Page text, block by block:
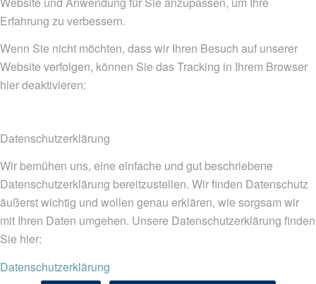
Erfahrung zu verbessern.
Wenn Sie nicht möchten, dass wir Ihren Besuch auf unserer
Website verfolgen, können Sie das Tracking in Ihrem Browser
hier deaktivieren:
Datenschutzerklärung
Wir bemühen uns, eine einfache und gut beschriebene
Datenschutzerklärung bereitzustellen. Wir finden Datenschutz
äußerst wichtig und wollen genau erklären, wie sorgsam wir
mit Ihren Daten umgehen. Unsere Datenschutzerklärung finden
Sie hier:
Datenschutzerklärung